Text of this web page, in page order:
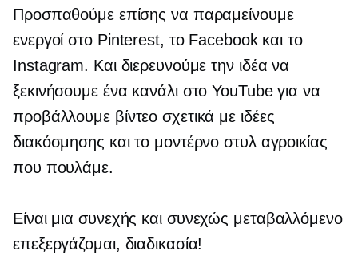
Προσπαθούμε επίσης να παραμείνουμε
ενεργοί στο Pinterest, το Facebook και το
Instagram. Και διερευνούμε την ιδέα να
ξεκινήσουμε ένα κανάλι στο YouTube για να
προβάλλουμε βίντεο σχετικά με ιδέες
διακόσμησης και το μοντέρνο στυλ αγροικίας
που πουλάμε.
Είναι μια συνεχής και συνεχώς μεταβαλλόμενο
επεξεργάζομαι, διαδικασία!